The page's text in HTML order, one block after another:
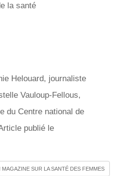
la santé
Helouard, journaliste
Vauloup-Fellous,
du Centre national de
publié le
SUR LA SANTÉ DES FEMMES